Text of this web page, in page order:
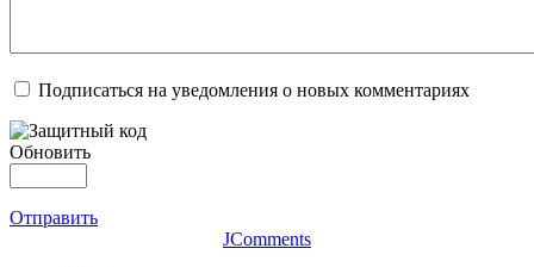
Подписаться на уведомления о новых комментариях
Обновить
Отправить
JComments